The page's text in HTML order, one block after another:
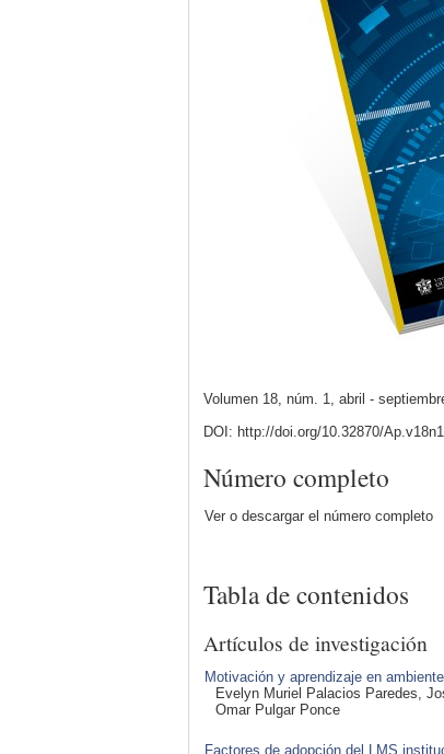
Volumen 18, núm. 1, abril -
DOI: http://doi.org/10.32870/Ap.v18n1
Número completo
Ver o descargar el número completo
Tabla de contenidos
Artículos de investigación
Motivación y aprendizaje en
Evelyn Muriel Palacios Paredes,
Omar Pulgar Ponce
Factores de adopción del LMS